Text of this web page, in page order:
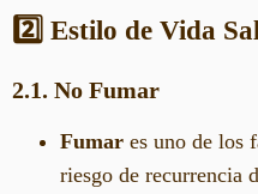
2️⃣ Estilo de Vida
2.1. No Fumar
Fumar es uno de los
riesgo de recurrencia